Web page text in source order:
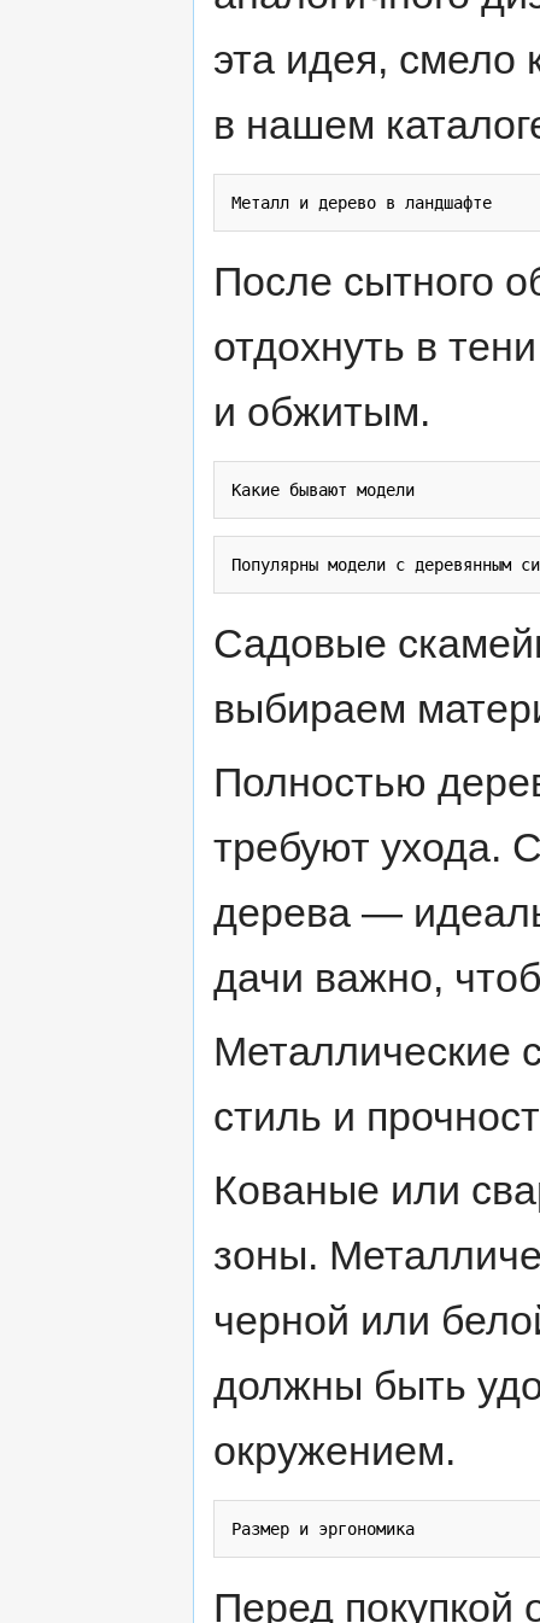
эта идея, смело
в нашем
После сытного
отдохнуть в
и обжитым.
Садовые
выбираем
Полностью
требуют ухода.
дерева —
дачи важно,
Металлические
стиль и
Кованые или
зоны.
черной или
должны быть
окружением.
Перед покупкой